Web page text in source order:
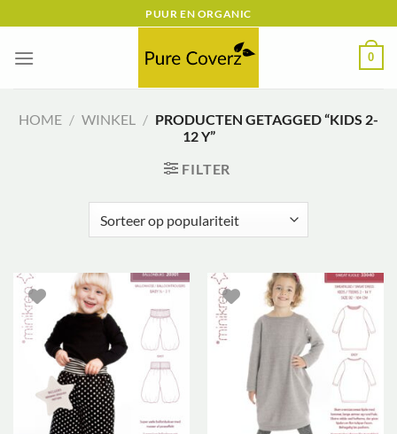
naar
inhoud
PUUR EN ORGANIC
0
HOME / WINKEL / PRODUCTEN GETAGGED “KIDS 2-
12 Y”
FILTER